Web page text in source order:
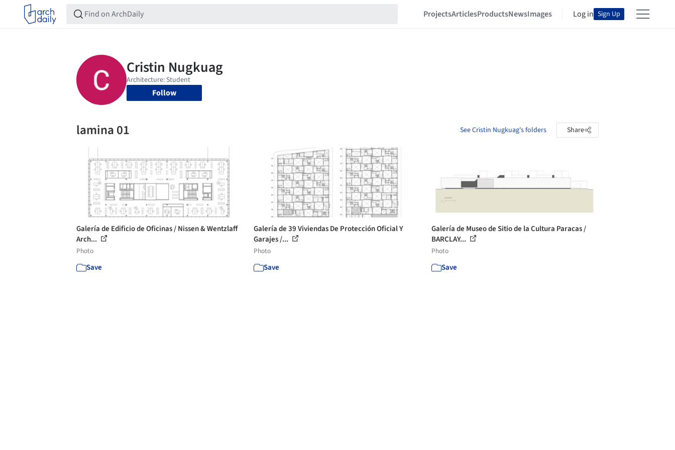
ProjectsArticlesProductsNewsImages Log in Sign Up
Follow
lamina 01 See Cristin Nugkuag's folders Share
Galería de Edificio de Oficinas / Nissen & Wentzlaff
Arch...
Photo
Save
Galería de 39 Viviendas De Protección Oficial Y
Garajes /...
Photo
Save
Galería de Museo de Sitio de la Cultura Paracas /
BARCLAY...
Photo
Save